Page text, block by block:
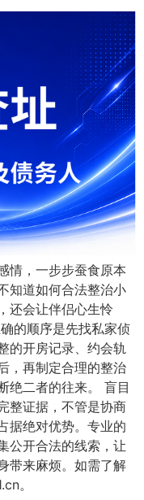
情，一步步蚕食原本
知道如何合法整治小
还会让伴侣心生怜
的顺序是先找私家侦
的开房记录、约会轨
，再制定合理的整治
绝二者的往来。 盲目
整证据，不管是协商
据绝对优势。专业的
公开合法的线索，让
带来麻烦。如需了解
。